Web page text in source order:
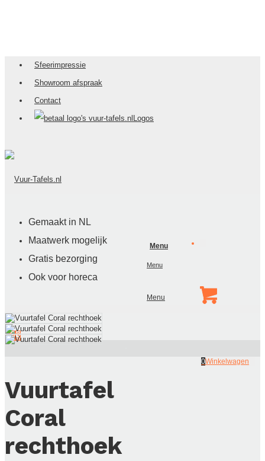
Sfeerimpressie
Showroom afspraak
Contact
Logos
Menu
Menu
0Winkelwagen
Gemaakt in NL
Maatwerk mogelijk
Gratis bezorging
Ook voor horeca
123
Vuurtafel
Coral
rechthoek